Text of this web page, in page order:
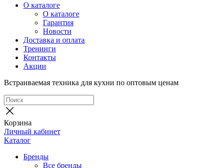
О каталоге
О каталоге
Гарантия
Новости
Доставка и оплата
Тренинги
Контакты
Акции
Встраиваемая техника для кухни по оптовым ценам
Корзина
Личный кабинет
Каталог
Бренды
Все бренды